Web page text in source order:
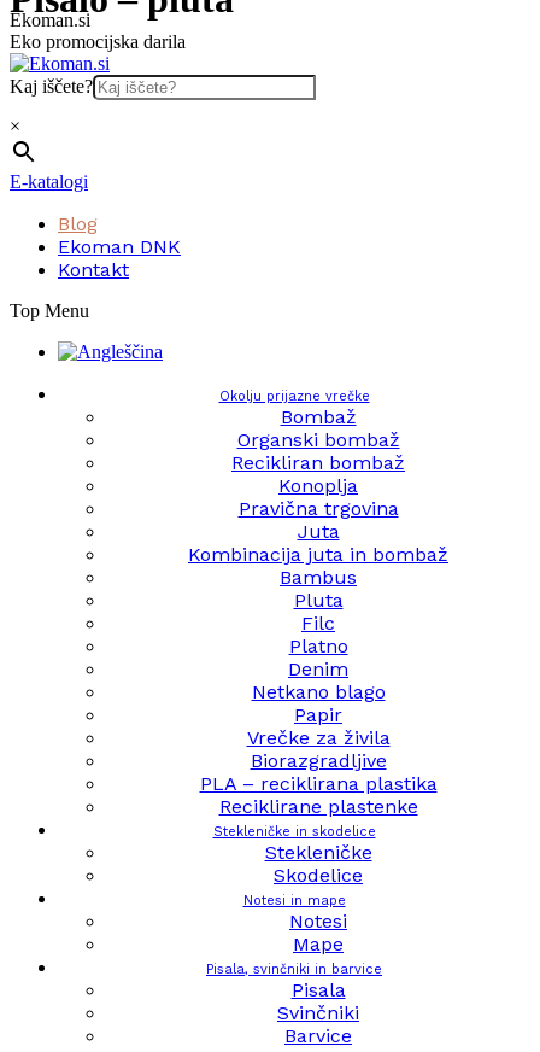
Skip
to
content
Ekoman.si
Eko promocijska darila
Kaj iščete?
×
E-katalogi
Blog
Ekoman DNK
Kontakt
Top Menu
Okolju prijazne vrečke
Bombaž
Organski bombaž
Recikliran bombaž
Konoplja
Pravična trgovina
Juta
Kombinacija juta in bombaž
Bambus
Pluta
Filc
Platno
Denim
Netkano blago
Papir
Vrečke za živila
Biorazgradljive
PLA – reciklirana plastika
Reciklirane plastenke
Stekleničke in skodelice
Stekleničke
Skodelice
Notesi in mape
Notesi
Mape
Pisala, svinčniki in barvice
Pisala
Svinčniki
Barvice